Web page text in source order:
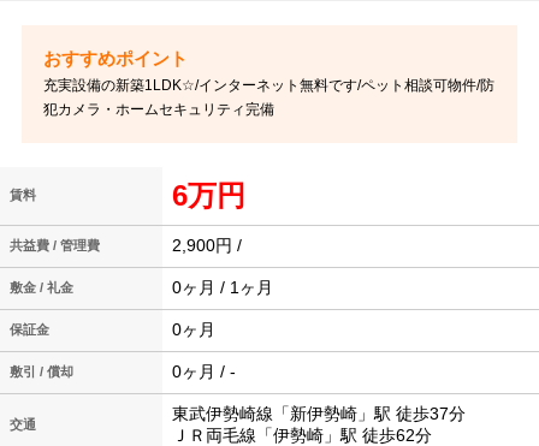
充実設備の新築1LDK☆/インターネット無料です/ペット相談可物件/防
犯カメラ・ホームセキュリティ完備
賃料 6万円
共益費 / 管理費 2,900円 /
敷金 / 礼金 0ヶ月 / 1ヶ月
保証金 0ヶ月
敷引 / 償却 0ヶ月 / -
交通
東武伊勢崎線「新伊勢崎」駅 徒歩37分
ＪＲ両毛線「伊勢崎」駅 徒歩62分